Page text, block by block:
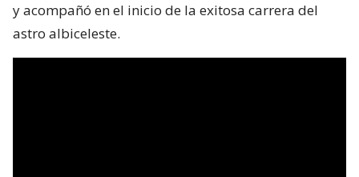
y acompañó en el inicio de la exitosa carrera del
astro albiceleste.